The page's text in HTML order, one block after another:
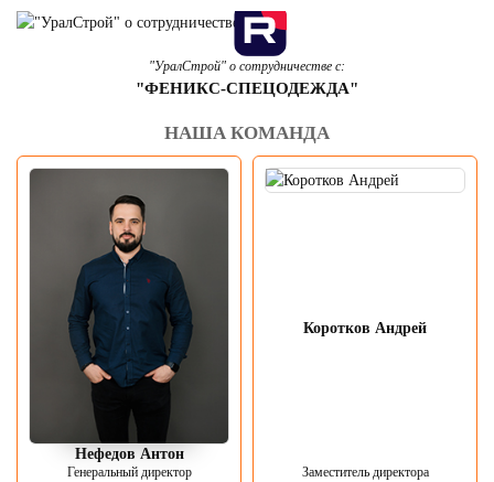
"УралСтрой" о сотрудничестве с:
"ФЕНИКС-СПЕЦОДЕЖДА"
НАША КОМАНДА
Нефедов Антон
Генеральный директор
Коротков Андрей
Заместитель директора